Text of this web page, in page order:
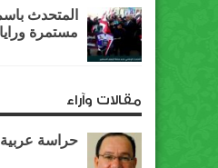
المتحدث
مستمرة
مقالات وآراء
حراسة